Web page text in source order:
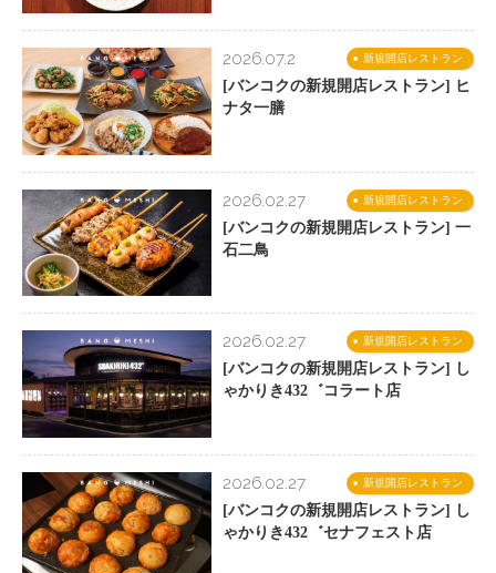
新規開店レストラン
2026.07.2
[バンコクの新規開店レストラン] ヒ
ナタ一膳
新規開店レストラン
2026.02.27
[バンコクの新規開店レストラン] 一
石二鳥
新規開店レストラン
2026.02.27
[バンコクの新規開店レストラン] し
ゃかりき432゛コラート店
新規開店レストラン
2026.02.27
[バンコクの新規開店レストラン] し
ゃかりき432゛セナフェスト店